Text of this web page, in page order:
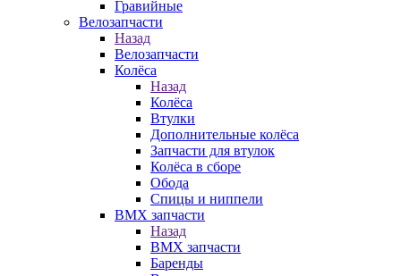
Гравийные
Велозапчасти
Назад
Велозапчасти
Колёса
Назад
Колёса
Втулки
Дополнительные колёса
Запчасти для втулок
Колёса в сборе
Обода
Спицы и ниппели
BMX запчасти
Назад
BMX запчасти
Баренды